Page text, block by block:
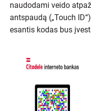
naudodami veido
antspaudą („Touch
esantis kodas bus